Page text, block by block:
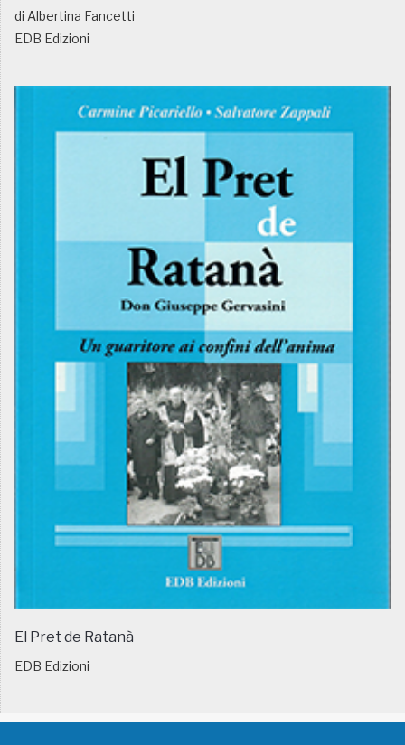
di Albertina Fancetti
EDB Edizioni
El Pret de Ratanà
EDB Edizioni